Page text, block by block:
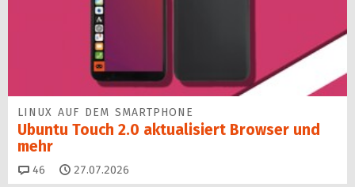
LINUX AUF DEM SMARTPHONE
Ubuntu Touch 2.0 aktualisiert Browser und
mehr
46 Kommentare
27.07.2026